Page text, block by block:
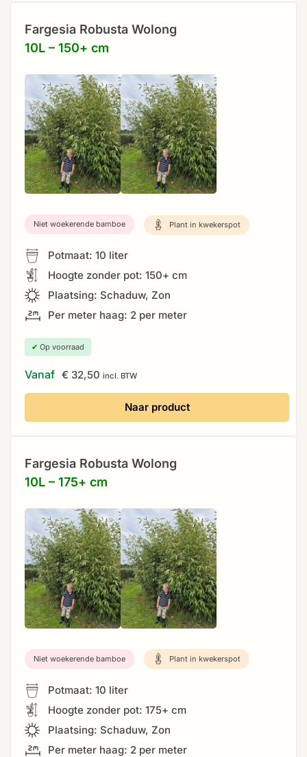
Fargesia Robusta Wolong
10L – 150+ cm
Niet woekerende bamboe Plant in kwekerspot
Potmaat: 10 liter
Hoogte zonder pot: 150+ cm
Plaatsing: Schaduw, Zon
Per meter haag: 2 per meter
✔ Op voorraad
Vanaf € 32,50 incl. BTW
Naar product
Fargesia Robusta Wolong
10L – 175+ cm
Niet woekerende bamboe Plant in kwekerspot
Potmaat: 10 liter
Hoogte zonder pot: 175+ cm
Plaatsing: Schaduw, Zon
Per meter haag: 2 per meter